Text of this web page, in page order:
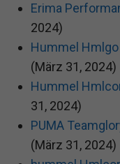
Erima
2024)
Hummel
(März 31, 2024)
Hummel
31, 2024)
PUMA
(März 31, 2024)